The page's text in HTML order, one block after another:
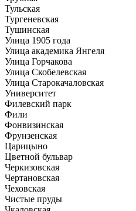
Тульская
Тургеневская
Тушинская
Улица 1905 года
Улица академика Янгеля
Улица Горчакова
Улица Скобелевская
Улица Старокачаловская
Университет
Филевский парк
Фили
Фонвизинская
Фрунзенская
Царицыно
Цветной бульвар
Черкизовская
Чертановская
Чеховская
Чистые пруды